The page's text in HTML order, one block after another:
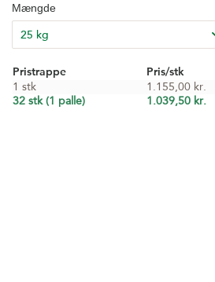
Mængde
Pristrappe Pris/stk
1 stk 1.155,00 kr.
32 stk (1 palle)
1.039,50 kr.